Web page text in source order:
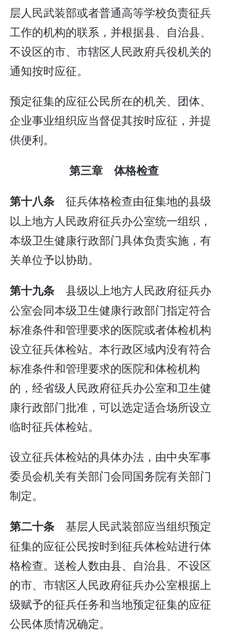
层人民武装部或者普通高等学校负责征兵
工作的机构的联系，并根据县、自治县、
不设区的市、市辖区人民政府兵役机关的
通知按时应征。
预定征集的应征公民所在的机关、团体、
企业事业组织应当督促其按时应征，并提
供便利。
第三章 体格检查
第十八条 征兵体格检查由征集地的县级
以上地方人民政府征兵办公室统一组织，
本级卫生健康行政部门具体负责实施，有
关单位予以协助。
第十九条 县级以上地方人民政府征兵办
公室会同本级卫生健康行政部门指定符合
标准条件和管理要求的医院或者体检机构
设立征兵体检站。本行政区域内没有符合
标准条件和管理要求的医院和体检机构
的，经省级人民政府征兵办公室和卫生健
康行政部门批准，可以选定适合场所设立
临时征兵体检站。
设立征兵体检站的具体办法，由中央军事
委员会机关有关部门会同国务院有关部门
制定。
第二十条 基层人民武装部应当组织预定
征集的应征公民按时到征兵体检站进行体
格检查。送检人数由县、自治县、不设区
的市、市辖区人民政府征兵办公室根据上
级赋予的征兵任务和当地预定征集的应征
公民体质情况确定。